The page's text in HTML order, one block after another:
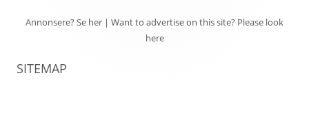
Annonsere? Se her | Want to advertise on this site? Please look
here
SITEMAP